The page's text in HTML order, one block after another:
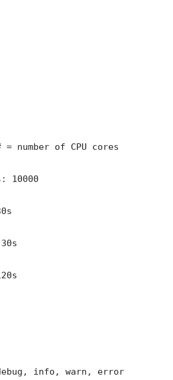
number of CPU cores
10000
info, warn, error